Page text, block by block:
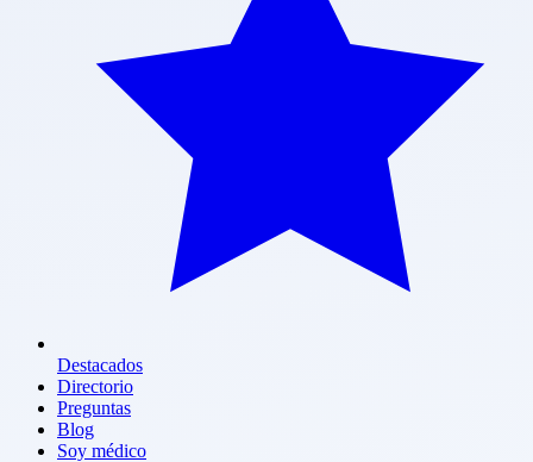
Destacados
Directorio
Preguntas
Blog
Soy médico